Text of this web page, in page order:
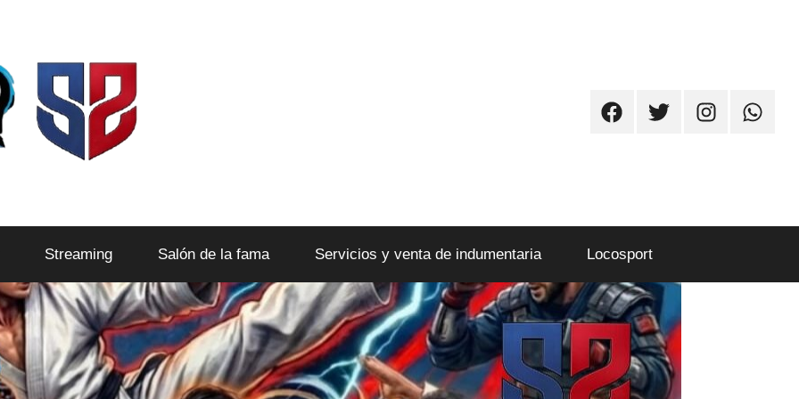
FacebookTwitter Instagram
Streaming Salón de la fama Servicios y venta de indumentaria Locosport